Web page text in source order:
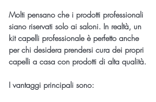
Molti pensano che i prodotti professionali
siano riservati solo ai saloni. In realtà, un
kit capelli professionale è perfetto anche
per chi desidera prendersi cura dei propri
capelli a casa con prodotti di alta qualità.
I vantaggi principali sono: